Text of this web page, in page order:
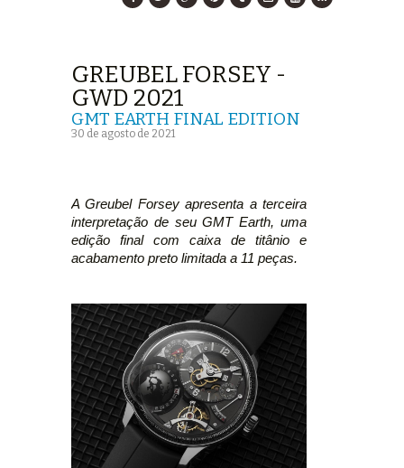
GREUBEL FORSEY -
GWD 2021
GMT EARTH FINAL EDITION
30 de agosto de 2021
A Greubel Forsey apresenta a terceira
interpretação de seu GMT Earth, uma
edição final com caixa de titânio e
acabamento preto limitada a 11 peças.